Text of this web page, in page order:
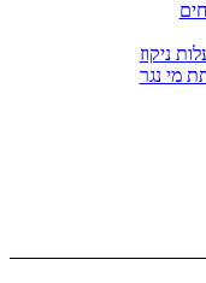
ניקוז
מי נגר